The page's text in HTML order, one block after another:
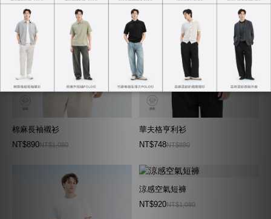
棉麻長袖襯衫
NT$890NT$1,080
華夫格亨利衫
NT$748NT$880
涼感空氣短褲
NT$920NT$1,080